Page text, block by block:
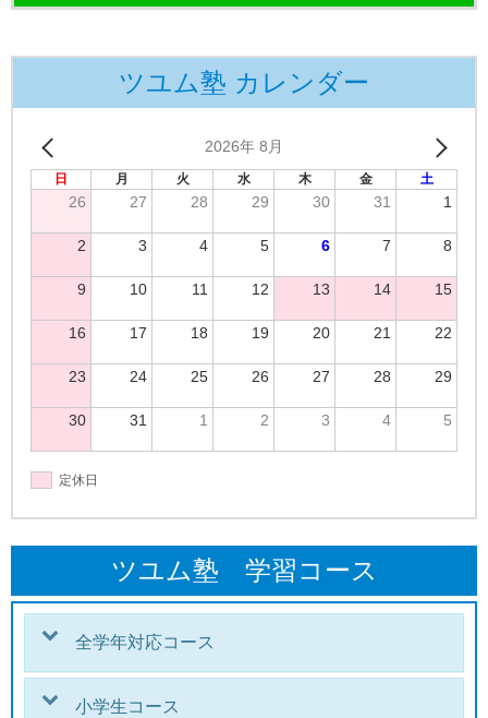
ツユム塾 カレンダー
2026年 8月
日 月 火 水 木 金 土
26 27 28 29 30 31 1
2 3 4 5 6 7 8
9 10 11 12 13 14 15
16 17 18 19 20 21 22
23 24 25 26 27 28 29
30 31 1 2 3 4 5
定休日
ツユム塾 学習コース
全学年対応コース
小学生コース